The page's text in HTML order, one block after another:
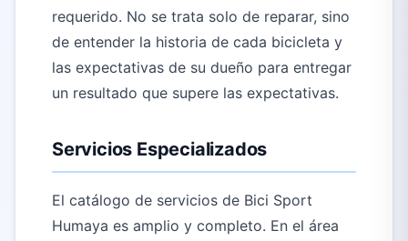
requerido. No se trata solo de reparar, sino
de entender la historia de cada bicicleta y
las expectativas de su dueño para entregar
un resultado que supere las expectativas.
Servicios Especializados
El catálogo de servicios de Bici Sport
Humaya es amplio y completo. En el área